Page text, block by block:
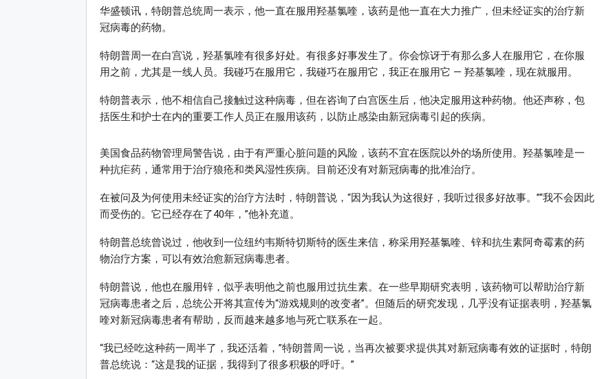
华盛顿讯，特朗普总统周一表示，他一直在服用羟基氯喹，该药是他一直在大力推广，但未经证实的治疗新
冠病毒的药物。
特朗普周一在白宫说，羟基氯喹有很多好处。有很多好事发生了。你会惊讶于有那么多人在服用它，在你服
用之前，尤其是一线人员。我碰巧在服用它，我碰巧在服用它，我正在服用它 — 羟基氯喹，现在就服用。
特朗普表示，他不相信自己接触过这种病毒，但在咨询了白宫医生后，他决定服用这种药物。他还声称，包
括医生和护士在内的重要工作人员正在服用该药，以防止感染由新冠病毒引起的疾病。
美国食品药物管理局警告说，由于有严重心脏问题的风险，该药不宜在医院以外的场所使用。羟基氯喹是一
种抗疟药，通常用于治疗狼疮和类风湿性疾病。目前还没有对新冠病毒的批准治疗。
在被问及为何使用未经证实的治疗方法时，特朗普说，“因为我认为这很好，我听过很多好故事。”“我不会因此
而受伤的。它已经存在了40年，”他补充道。
特朗普总统曾说过，他收到一位纽约韦斯特切斯特的医生来信，称采用羟基氯喹、锌和抗生素阿奇霉素的药
物治疗方案，可以有效治愈新冠病毒患者。
特朗普说，他也在服用锌，似乎表明他之前也服用过抗生素。在一些早期研究表明，该药物可以帮助治疗新
冠病毒患者之后，总统公开将其宣传为“游戏规则的改变者”。但随后的研究发现，几乎没有证据表明，羟基氯
喹对新冠病毒患者有帮助，反而越来越多地与死亡联系在一起。
“我已经吃这种药一周半了，我还活着，”特朗普周一说，当再次被要求提供其对新冠病毒有效的证据时，特朗
普总统说：“这是我的证据，我得到了很多积极的呼吁。”